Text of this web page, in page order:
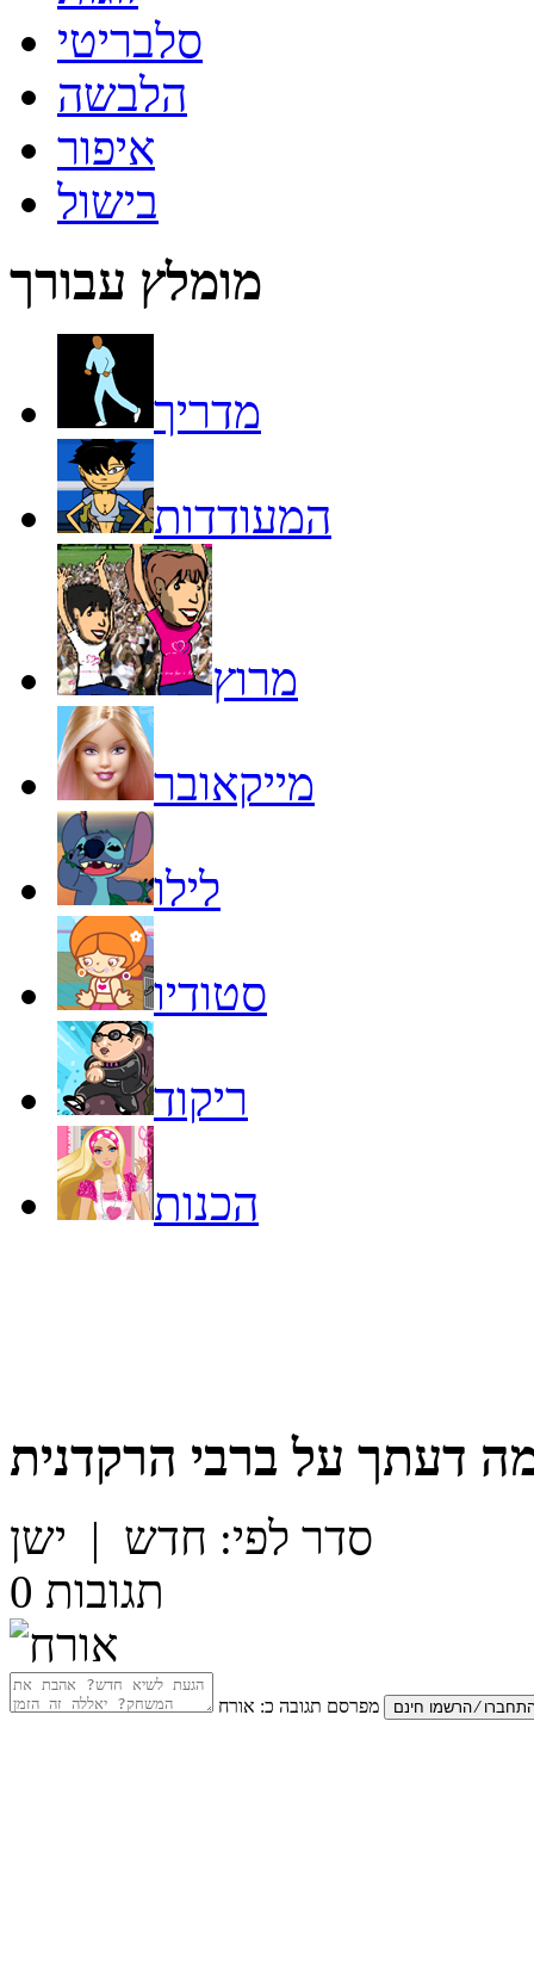
סלבריטי
הלבשה
איפור
בישול
מומלץ עבורך
מדריך
המעודדות
מרוץ
מייקאובר
לילו
סטודיו
ריקוד
הכנות
דעתך על ברבי הרקדנית
סדר לפי: חדש | ישן
0 תגובות
מפרסם תגובה כ: אורח